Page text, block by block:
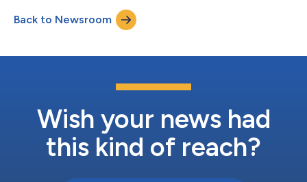
als eine der dynamischsten in Europa; ihr Umsatz belief sich im
Jahr 2025 auf rund 5,8 Milliarden Euro. Es handelt sich nicht um
Back to Newsroom
Wish your news had
this kind of reach?